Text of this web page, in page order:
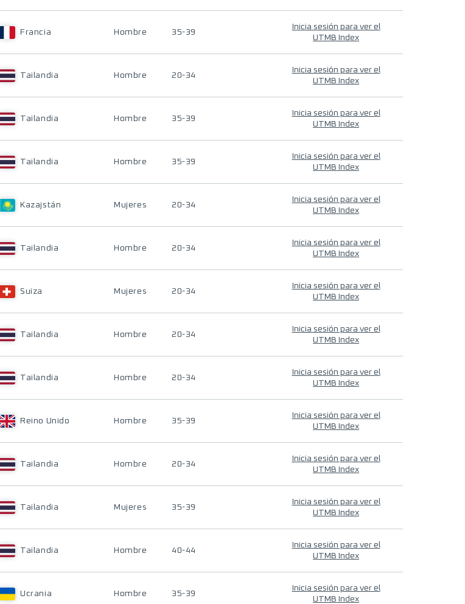
Francia Hombre 35-39
Inicia sesión para ver el
UTMB Index
Tailandia Hombre 20-34
Inicia sesión para ver el
UTMB Index
Tailandia Hombre 35-39
Inicia sesión para ver el
UTMB Index
Tailandia Hombre 35-39
Inicia sesión para ver el
UTMB Index
Kazajstán Mujeres 20-34
Inicia sesión para ver el
UTMB Index
Tailandia Hombre 20-34
Inicia sesión para ver el
UTMB Index
Suiza Mujeres 20-34
Inicia sesión para ver el
UTMB Index
Tailandia Hombre 20-34
Inicia sesión para ver el
UTMB Index
Tailandia Hombre 20-34
Inicia sesión para ver el
UTMB Index
Reino Unido Hombre 35-39
Inicia sesión para ver el
UTMB Index
Tailandia Hombre 20-34
Inicia sesión para ver el
UTMB Index
Tailandia Mujeres 35-39
Inicia sesión para ver el
UTMB Index
Tailandia Hombre 40-44
Inicia sesión para ver el
UTMB Index
Ucrania Hombre 35-39
Inicia sesión para ver el
UTMB Index